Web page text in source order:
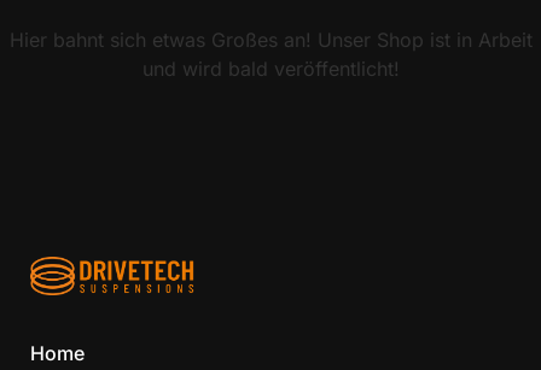
Hier bahnt sich etwas Großes an! Unser Shop ist in Arbeit
und wird bald veröffentlicht!
Home